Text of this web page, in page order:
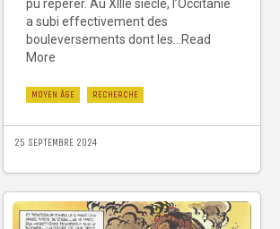
pu repérer. Au XIIIe siècle, l’Occitanie
a subi effectivement des
bouleversements dont les...Read
More
MOYEN ÂGE RECHERCHE
25 SEPTEMBRE 2024